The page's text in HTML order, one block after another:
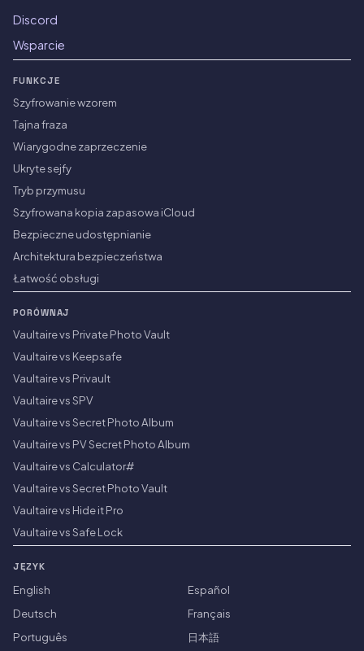
Discord
Wsparcie
FUNKCJE
Szyfrowanie wzorem
Tajna fraza
Wiarygodne zaprzeczenie
Ukryte sejfy
Tryb przymusu
Szyfrowana kopia zapasowa iCloud
Bezpieczne udostępnianie
Architektura bezpieczeństwa
Łatwość obsługi
PORÓWNAJ
Vaultaire vs Private Photo Vault
Vaultaire vs Keepsafe
Vaultaire vs Privault
Vaultaire vs SPV
Vaultaire vs Secret Photo Album
Vaultaire vs PV Secret Photo Album
Vaultaire vs Calculator#
Vaultaire vs Secret Photo Vault
Vaultaire vs Hide it Pro
Vaultaire vs Safe Lock
JĘZYK
English
Español
Deutsch
Français
Português
日本語